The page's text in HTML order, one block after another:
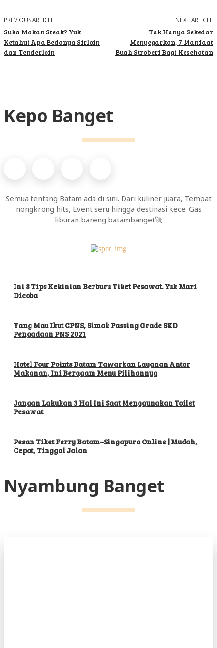
PREVIOUS ARTICLE
Suka Makan Steak? Yuk
Ketahui Apa Bedanya Sirloin
dan Tenderloin
NEXT ARTICLE
Tak Hanya Sekedar
Menyegarkan, 7 Manfaat
Buah Stroberi Bagi Kesehatan
Kepo Banget
Semua tentang Batam ada di sini. Dari kuliner juara, Tempat
nongkrong hits, Event seru hingga destinasi kece. Gas
liburan bareng batambanget🚀
Ini 8 Tips Kekinian Berburu Tiket Pesawat. Yuk Mari
Dicoba
Yang Mau Ikut CPNS, Simak Passing Grade SKD
Pengadaan PNS 2021
Hotel Four Points Batam Tawarkan Layanan Antar
Makanan, Ini Beragam Menu Pilihannya
Jangan Lakukan 3 Hal Ini Saat Menggunakan Toilet
Pesawat
Pesan Tiket Ferry Batam–Singapura Online | Mudah,
Cepat, Tinggal Jalan
Nyambung Banget